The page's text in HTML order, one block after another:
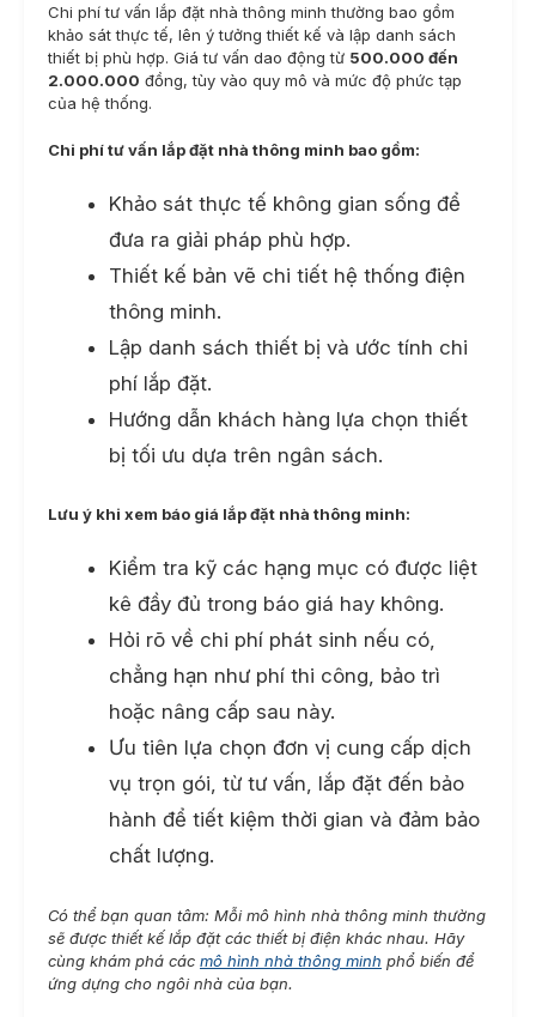
Chi phí tư vấn lắp đặt nhà thông minh thường bao gồm
khảo sát thực tế, lên ý tưởng thiết kế và lập danh sách
thiết bị phù hợp. Giá tư vấn dao động từ 500.000 đến
2.000.000 đồng, tùy vào quy mô và mức độ phức tạp
của hệ thống.
Chi phí tư vấn lắp đặt nhà thông minh bao gồm:
Khảo sát thực tế không gian sống để
đưa ra giải pháp phù hợp.
Thiết kế bản vẽ chi tiết hệ thống điện
thông minh.
Lập danh sách thiết bị và ước tính chi
phí lắp đặt.
Hướng dẫn khách hàng lựa chọn thiết
bị tối ưu dựa trên ngân sách.
Lưu ý khi xem báo giá lắp đặt nhà thông minh:
Kiểm tra kỹ các hạng mục có được liệt
kê đầy đủ trong báo giá hay không.
Hỏi rõ về chi phí phát sinh nếu có,
chẳng hạn như phí thi công, bảo trì
hoặc nâng cấp sau này.
Ưu tiên lựa chọn đơn vị cung cấp dịch
vụ trọn gói, từ tư vấn, lắp đặt đến bảo
hành để tiết kiệm thời gian và đảm bảo
chất lượng.
Có thể bạn quan tâm: Mỗi mô hình nhà thông minh thường
sẽ được thiết kế lắp đặt các thiết bị điện khác nhau. Hãy
cùng khám phá các mô hình nhà thông minh phổ biến để
ứng dựng cho ngôi nhà của bạn.